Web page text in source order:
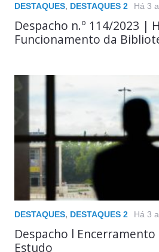
DESTAQUES, DESTAQUES 2 Há 3
Despacho n.º 114/2023 |
Funcionamento da
DESTAQUES, DESTAQUES 2 Há 3
Despacho l Encerramento
Estudo